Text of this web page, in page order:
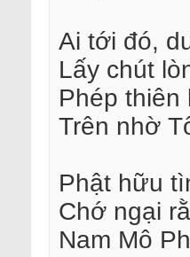
Ai tới đó,
Lấy chút
Phép thiên
Trên nhờ
Phật hữu
Chớ ngại
Nam Mô